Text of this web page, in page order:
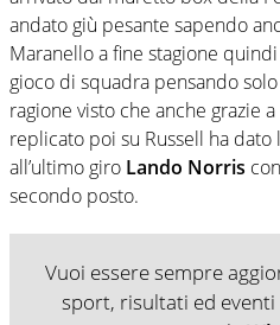
andato giù pesante sapendo
Maranello a fine stagione
gioco di squadra pensando
ragione visto che anche grazie
replicato poi su Russell ha
all’ultimo giro Lando Norris
secondo posto.
Vuoi essere sempre
sport, risultati ed